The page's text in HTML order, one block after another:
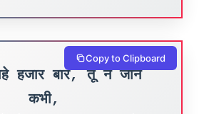
हजार बार, तू न जाने
कभी,
Copy to Clipboard